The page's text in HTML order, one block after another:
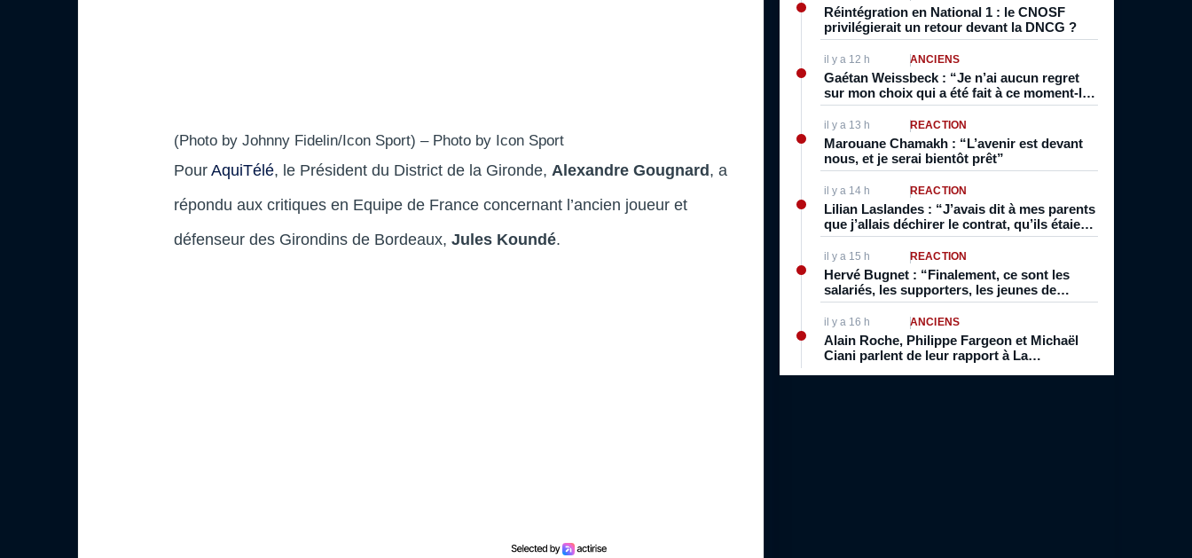
(Photo by Johnny Fidelin/Icon Sport) – Photo by Icon Sport
Pour AquiTélé, le Président du District de la Gironde, Alexandre Gougnard, a
répondu aux critiques en Equipe de France concernant l’ancien joueur et
défenseur des Girondins de Bordeaux, Jules Koundé.
Réintégration en National 1 : le CNOSF
privilégierait un retour devant la DNCG ?
il y a 12 h ANCIENS
Gaétan Weissbeck : “Je n’ai aucun regret
sur mon choix qui a été fait à ce moment-là
parce qu’aujourd’hui je m’éclate ici”
il y a 13 h RÉACTION
Marouane Chamakh : “L’avenir est devant
nous, et je serai bientôt prêt”
il y a 14 h RÉACTION
Lilian Laslandes : “J’avais dit à mes parents
que j’allais déchirer le contrat, qu’ils étaient
vraiment trop forts, que je ne pouvais pas
rester là”
il y a 15 h RÉACTION
Hervé Bugnet : “Finalement, ce sont les
salariés, les supporters, les jeunes de
l’école de foot qui ont payé les pots cassés
sans parler de l’image pour la ville”
il y a 16 h ANCIENS
Alain Roche, Philippe Fargeon et Michaël
Ciani parlent de leur rapport à La